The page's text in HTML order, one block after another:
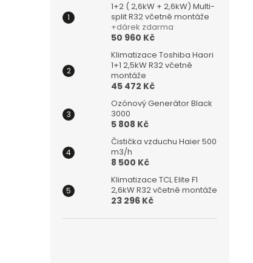
1+2 ( 2,6kW + 2,6kW) Multi-
split R32 včetně montáže
+dárek zdarma
50 960 Kč
Klimatizace Toshiba Haori
1+1 2,5kW R32 včetně
montáže
45 472 Kč
Ozónový Generátor Black
3000
5 808 Kč
Čistička vzduchu Haier 500
m3/h
8 500 Kč
Klimatizace TCL Elite F1
2,6kW R32 včetně montáže
23 296 Kč